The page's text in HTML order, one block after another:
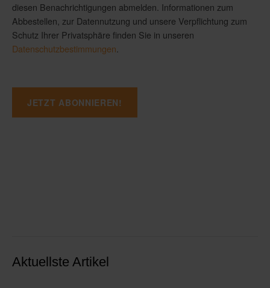
diesen Benachrichtigungen abmelden. Informationen zum
Abbestellen, zur Datennutzung und unsere Verpflichtung zum
Schutz Ihrer Privatsphäre finden Sie in unseren
Datenschutzbestimmungen
Aktuellste Artikel